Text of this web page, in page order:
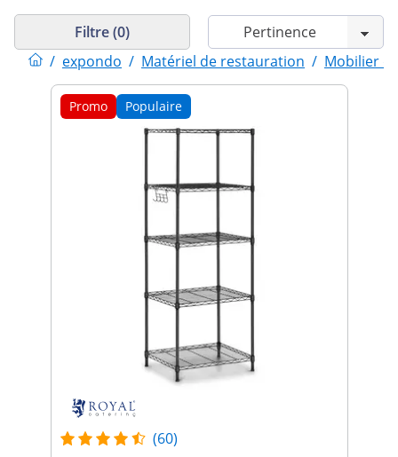
/ expondo / Matériel de restauration / Mobilier
Filtre (0)
Promo Populaire
(60)